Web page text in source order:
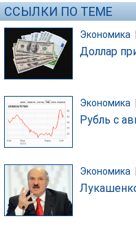
ССЫЛКИ ПО ТЕМЕ
Экономика
Доллар
Экономика
Рубль с
Экономика